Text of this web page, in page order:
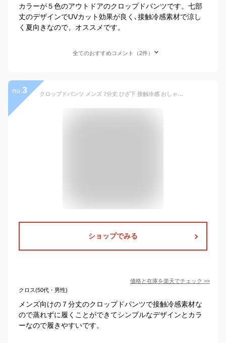
カラーが５色のアウトドアのクロップドパンツです。七部
丈のデザインでUVカット効果が良く､接触冷感素材で涼し
く夏向きなので、オススメです。
全てのおすすめコメント（2件）
no. 3 クロップドパンツ メンズ 7分丈 ひざ下 接触冷感 おしゃれ パンツ ストレッチ レギンスパンツ ショートパンツ ハーフパンツ イージーパンツ 七分丈 冷たい ひんやり 軽量 M L XL LL シンプル 無地 細身 スリム 服 父の日 20代 30代 40代 50代 春 夏 春服 夏服 ファッション
ショップでみる
価格と在庫を楽天でチェック >>
クロス(50代・男性)
メンズ向けの７分丈のクロップドパンツで接触冷感素材な
ので蒸れずに履くことができてシンプルなデザインとカラ
ーなので履きやすいです。